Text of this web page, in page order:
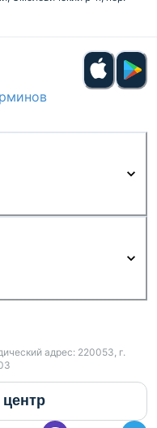
адрес: 220053, г.